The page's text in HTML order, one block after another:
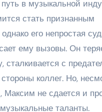
в музыкальной
стать признанным
его непростая
ему вызовы. Он
с
коллег. Но,
Максим не сдается и
таланты.